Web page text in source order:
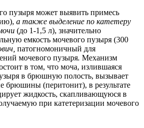
пузыря может выявить примесь
а также выделение по катетеру
(до 1-1,5 л), значительно
емкость мочевого пузыря (300
патогномоничный для
мочевого пузыря. Механизм
в том, что моча, излившаяся
в брюшную полость, вызывает
брюшины (перитонит), в результате
жидкость, скапливающуюся в
при катетеризации мочевого